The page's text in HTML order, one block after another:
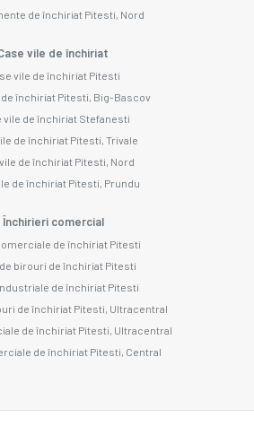
de închiriat Pitesti, Nord
vile de închiriat
vile de închiriat Pitesti
de închiriat Pitesti, Big-Bascov
vile de închiriat Stefanesti
de închiriat Pitesti, Trivale
de închiriat Pitesti, Nord
de închiriat Pitesti, Prundu
Închirieri comercial
de închiriat Pitesti
birouri de închiriat Pitesti
de închiriat Pitesti
de închiriat Pitesti, Ultracentral
de închiriat Pitesti, Ultracentral
de închiriat Pitesti, Central